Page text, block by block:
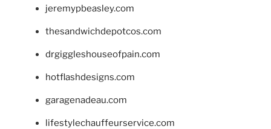
jeremypbeasley.com
thesandwichdepotcos.com
drgiggleshouseofpain.com
hotflashdesigns.com
garagenadeau.com
lifestylechauffeurservice.com